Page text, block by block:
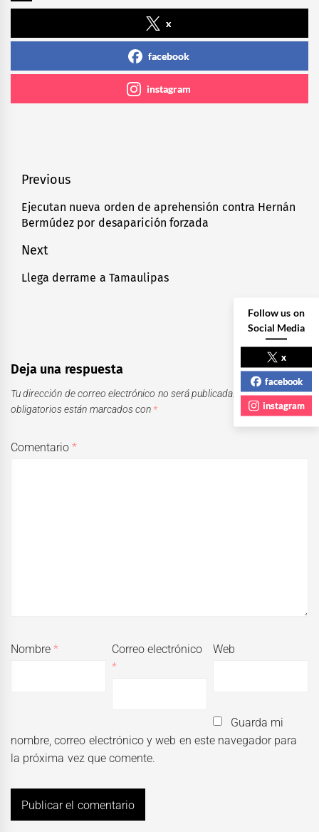
x
facebook
instagram
Navegación
de
entradas
Previous
Previous
post:
Ejecutan nueva orden de aprehensión contra Hernán
Bermúdez por desaparición forzada
Next
Next
Llega derrame a Tamaulipas
Deja una respuesta
Tu dirección de correo electrónico no será publicada.
Los campos
obligatorios están marcados con *
Comentario*
Nombre*
Correo electrónico
*
Web
Guarda mi
nombre, correo electrónico y web en este navegador para
la próxima vez que comente.
Follow us on
Social Media
x
facebook
instagram